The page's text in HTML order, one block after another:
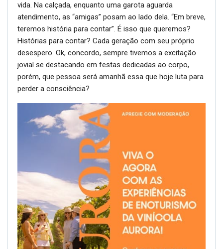
vida. Na calçada, enquanto uma garota aguarda
atendimento, as “amigas” posam ao lado dela. “Em breve,
teremos história para contar”. É isso que queremos?
Histórias para contar? Cada geração com seu próprio
desespero. Ok, concordo, sempre tivemos a excitação
jovial se destacando em festas dedicadas ao corpo,
porém, que pessoa será amanhã essa que hoje luta para
perder a consciência?